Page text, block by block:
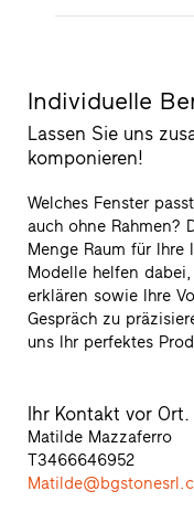
Individuelle
Lassen Sie uns
komponieren!
Welches Fenster
auch ohne Rahmen?
Menge Raum für
Modelle helfen
erklären sowie Ihre
Gespräch zu
uns Ihr perfektes
Ihr Kontakt vor Ort.
Matilde Mazzaferro
T3466646952